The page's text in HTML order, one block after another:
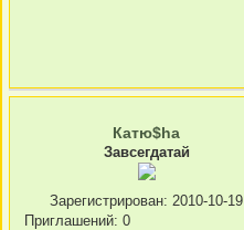
Катю$ha
Завсегдатай
Зарегистрирован: 2010-10-19
Приглашений: 0